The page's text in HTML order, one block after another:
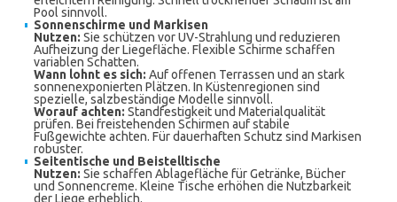
Pool sinnvoll.
Sonnenschirme und Markisen
Nutzen: Sie schützen vor UV-Strahlung und reduzieren
Aufheizung der Liegefläche. Flexible Schirme schaffen
variablen Schatten.
Wann lohnt es sich: Auf offenen Terrassen und an stark
sonnenexponierten Plätzen. In Küstenregionen sind
spezielle, salzbeständige Modelle sinnvoll.
Worauf achten: Standfestigkeit und Materialqualität
prüfen. Bei freistehenden Schirmen auf stabile
Fußgewichte achten. Für dauerhaften Schutz sind Markisen
robuster.
Seitentische und Beistelltische
Nutzen: Sie schaffen Ablagefläche für Getränke, Bücher
und Sonnencreme. Kleine Tische erhöhen die Nutzbarkeit
der Liege erheblich.